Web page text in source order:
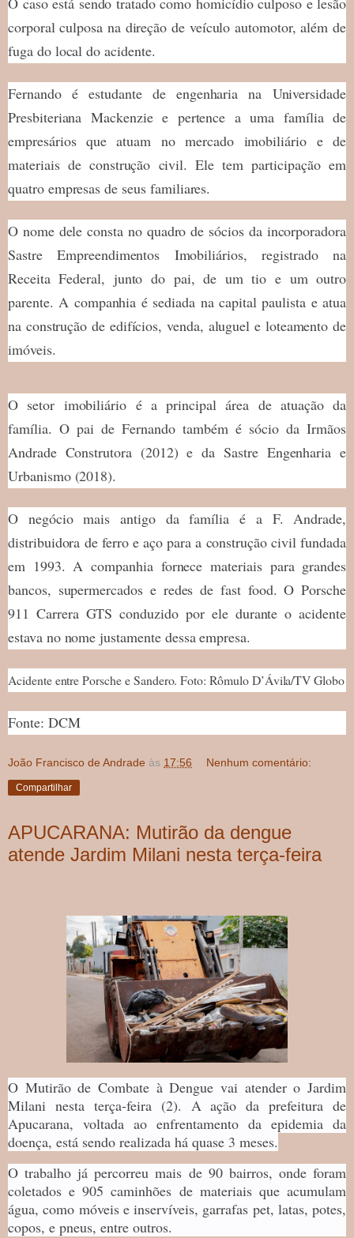
corporal culposa na direção de veículo automotor, além de
fuga do local do acidente.
Fernando é estudante de engenharia na Universidade
Presbiteriana Mackenzie e pertence a uma família de
empresários que atuam no mercado imobiliário e de
materiais de construção civil. Ele tem participação em
quatro empresas de seus familiares.
O nome dele consta no quadro de sócios da incorporadora
Sastre Empreendimentos Imobiliários, registrado na
Receita Federal, junto do pai, de um tio e um outro
parente. A companhia é sediada na capital paulista e atua
na construção de edifícios, venda, aluguel e loteamento de
imóveis.
O setor imobiliário é a principal área de atuação da
família. O pai de Fernando também é sócio da Irmãos
Andrade Construtora (2012) e da Sastre Engenharia e
Urbanismo (2018).
O negócio mais antigo da família é a F. Andrade,
distribuidora de ferro e aço para a construção civil fundada
em 1993. A companhia fornece materiais para grandes
bancos, supermercados e redes de fast food. O Porsche
911 Carrera GTS conduzido por ele durante o acidente
estava no nome justamente dessa empresa.
Acidente entre Porsche e Sandero. Foto: Rômulo D’Ávila/TV Globo
Fonte: DCM
João Francisco de Andrade às 17:56 Nenhum comentário:
Compartilhar
APUCARANA: Mutirão da dengue
atende Jardim Milani nesta terça-feira
O Mutirão de Combate à Dengue vai atender o Jardim
Milani nesta terça-feira (2). A ação da prefeitura de
Apucarana, voltada ao enfrentamento da epidemia da
doença, está sendo realizada há quase 3 meses.
O trabalho já percorreu mais de 90 bairros, onde foram
coletados e 905 caminhões de materiais que acumulam
água, como móveis e inservíveis, garrafas pet, latas, potes,
copos, e pneus, entre outros.